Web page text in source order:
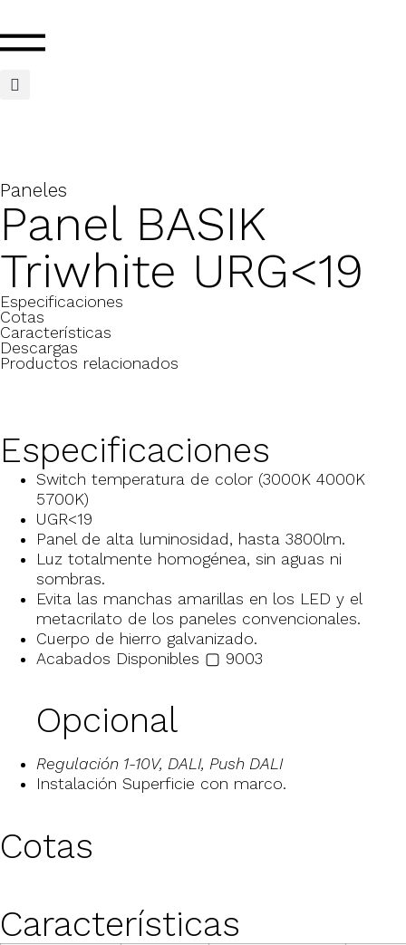
Paneles
Panel BASIK
Triwhite URG<19
Especificaciones
Cotas
Características
Descargas
Productos relacionados
Especificaciones
Switch temperatura de color (3000K 4000K
5700K)
UGR<19
Panel de alta luminosidad, hasta 3800lm.
Luz totalmente homogénea, sin aguas ni
sombras.
Evita las manchas amarillas en los LED y el
metacrilato de los paneles convencionales.
Cuerpo de hierro galvanizado.
Acabados Disponibles ▢ 9003
Opcional
Regulación 1-10V, DALI, Push DALI
Instalación Superficie con marco.
Cotas
Características